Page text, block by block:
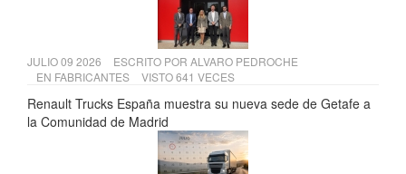
JULIO 09 2026 ESCRITO POR ALVARO PEDROCHE
EN FABRICANTES VISTO 641 VECES
Renault Trucks España muestra su nueva sede de Getafe a
la Comunidad de Madrid